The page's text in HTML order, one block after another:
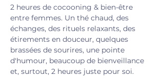
2 heures de cocooning & bien-être
entre femmes. Un thé chaud, des
échanges, des rituels relaxants, des
étirements en douceur, quelques
brassées de sourires, une pointe
d'humour, beaucoup de bienveillance
et, surtout, 2 heures juste pour soi.